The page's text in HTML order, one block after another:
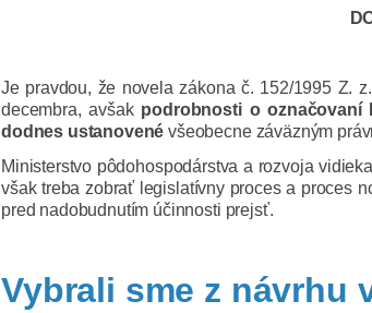
Je pravdou, že novela zákona č. 152/1995 Z.
decembra, avšak podrobnosti o
dodnes ustanovené všeobecne záväzným
Ministerstvo pôdohospodárstva a rozvoja
však treba zobrať legislatívny proces a proces
pred nadobudnutím účinnosti prejsť.
Vybrali sme z návrhu